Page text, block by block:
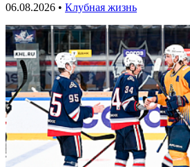
06.08.2026 • Клубная жизнь